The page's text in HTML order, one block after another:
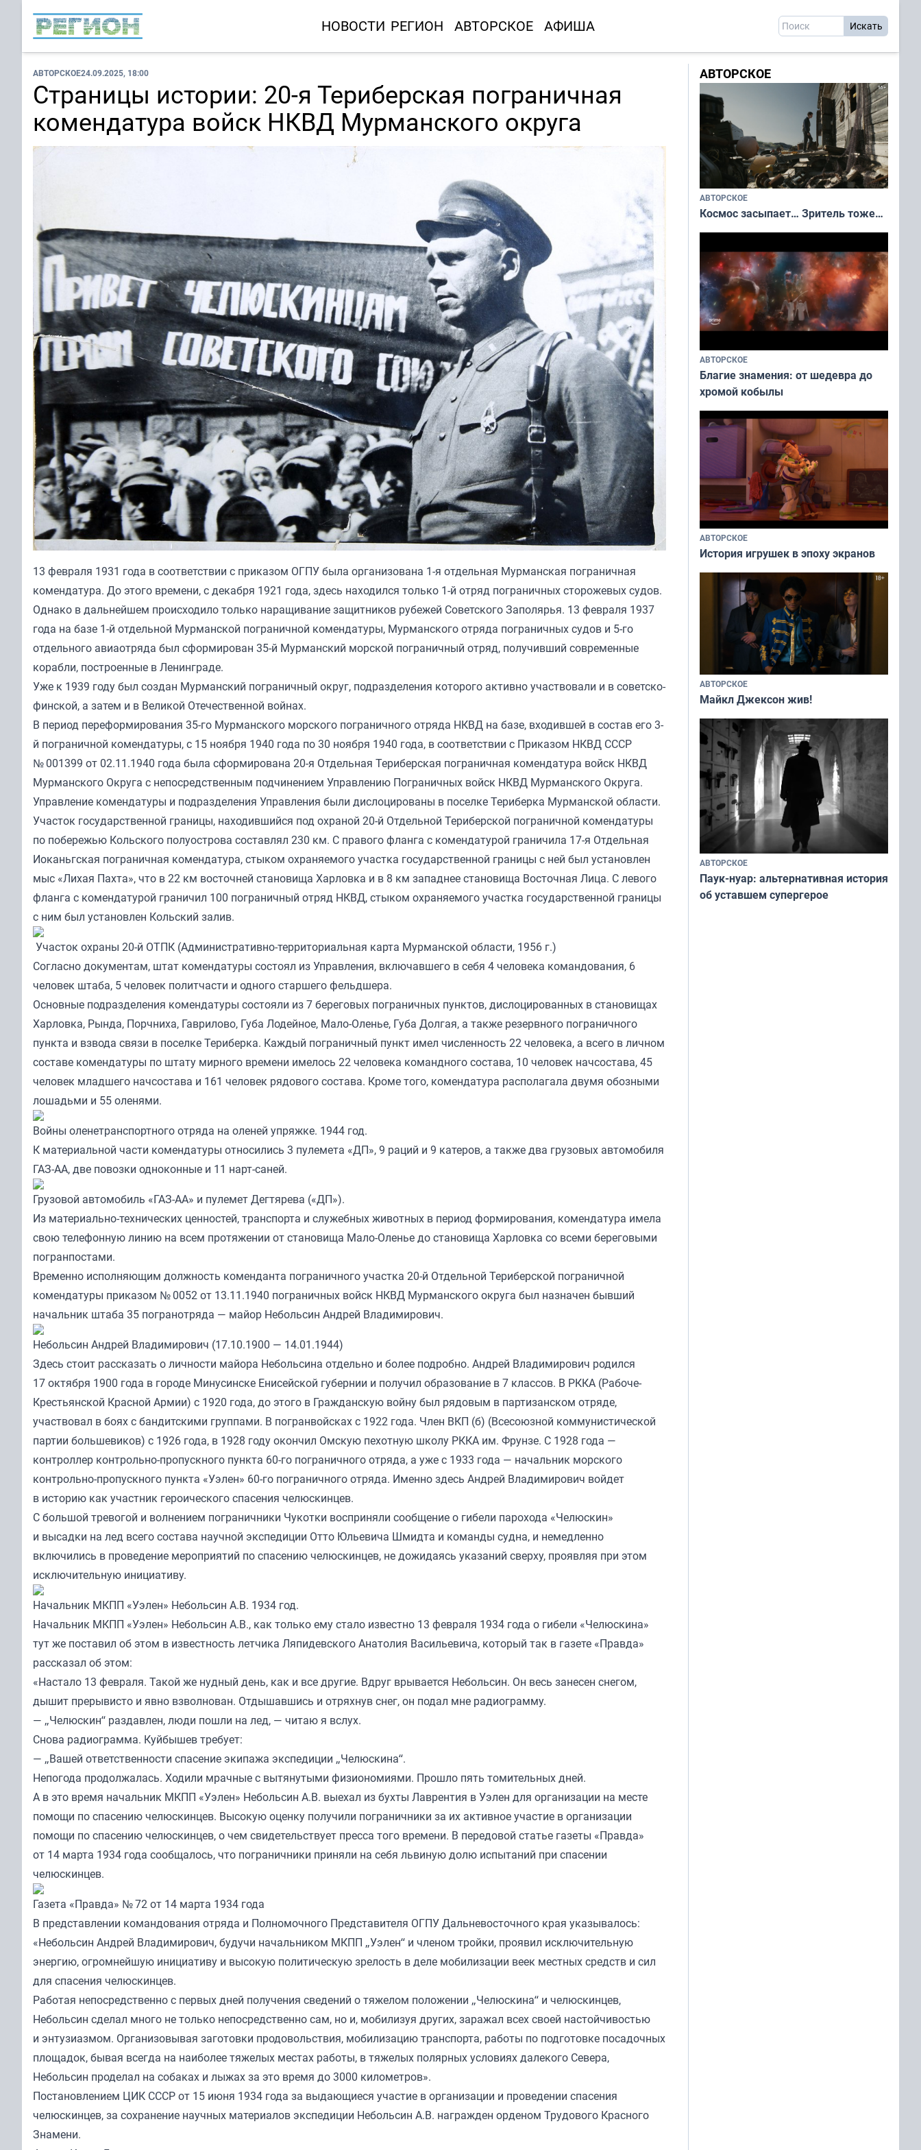
НОВОСТИ РЕГИОН АВТОРСКОЕ АФИША
АВТОРСКОЕ24.09.2025, 18:00
Страницы истории: 20-я Териберская пограничная
комендатура войск НКВД Мурманского округа
13 февраля 1931 года в соответствии с приказом ОГПУ была организована 1-я отдельная Мурманская пограничная
комендатура. До этого времени, с декабря 1921 года, здесь находился только 1-й отряд пограничных сторожевых судов.
Однако в дальнейшем происходило только наращивание защитников рубежей Советского Заполярья. 13 февраля 1937
года на базе 1-й отдельной Мурманской пограничной комендатуры, Мурманского отряда пограничных судов и 5-го
отдельного авиаотряда был сформирован 35-й Мурманский морской пограничный отряд, получивший современные
корабли, построенные в Ленинграде.
Уже к 1939 году был создан Мурманский пограничный округ, подразделения которого активно участвовали и в советско-
финской, а затем и в Великой Отечественной войнах.
В период переформирования 35-го Мурманского морского пограничного отряда НКВД на базе, входившей в состав его 3-
й пограничной комендатуры, с 15 ноября 1940 года по 30 ноября 1940 года, в соответствии с Приказом НКВД СССР
№ 001399 от 02.11.1940 года была сформирована 20-я Отдельная Териберская пограничная комендатура войск НКВД
Мурманского Округа с непосредственным подчинением Управлению Пограничных войск НКВД Мурманского Округа.
Управление комендатуры и подразделения Управления были дислоцированы в поселке Териберка Мурманской области.
Участок государственной границы, находившийся под охраной 20-й Отдельной Териберской пограничной комендатуры
по побережью Кольского полуострова составлял 230 км. С правого фланга с комендатурой граничила 17-я Отдельная
Иоканьгская пограничная комендатура, стыком охраняемого участка государственной границы с ней был установлен
мыс «Лихая Пахта», что в 22 км восточней становища Харловка и в 8 км западнее становища Восточная Лица. С левого
фланга с комендатурой граничил 100 пограничный отряд НКВД, стыком охраняемого участка государственной границы
с ним был установлен Кольский залив.
Участок охраны 20-й ОТПК (Административно-территориальная карта Мурманской области, 1956 г.)
Согласно документам, штат комендатуры состоял из Управления, включавшего в себя 4 человека командования, 6
человек штаба, 5 человек политчасти и одного старшего фельдшера.
Основные подразделения комендатуры состояли из 7 береговых пограничных пунктов, дислоцированных в становищах
Харловка, Рында, Порчниха, Гаврилово, Губа Лодейное, Мало-Оленье, Губа Долгая, а также резервного пограничного
пункта и взвода связи в поселке Териберка. Каждый пограничный пункт имел численность 22 человека, а всего в личном
составе комендатуры по штату мирного времени имелось 22 человека командного состава, 10 человек начсостава, 45
человек младшего начсостава и 161 человек рядового состава. Кроме того, комендатура располагала двумя обозными
лошадьми и 55 оленями.
Войны оленетранспортного отряда на оленей упряжке. 1944 год.
К материальной части комендатуры относились 3 пулемета «ДП», 9 раций и 9 катеров, а также два грузовых автомобиля
ГАЗ-АА, две повозки одноконные и 11 нарт-саней.
Грузовой автомобиль «ГАЗ-АА» и пулемет Дегтярева («ДП»).
Из материально-технических ценностей, транспорта и служебных животных в период формирования, комендатура имела
свою телефонную линию на всем протяжении от становища Мало-Оленье до становища Харловка со всеми береговыми
погранпостами.
Временно исполняющим должность коменданта пограничного участка 20-й Отдельной Териберской пограничной
комендатуры приказом № 0052 от 13.11.1940 пограничных войск НКВД Мурманского округа был назначен бывший
начальник штаба 35 погранотряда — майор Небольсин Андрей Владимирович.
Небольсин Андрей Владимирович (17.10.1900 — 14.01.1944)
Здесь стоит рассказать о личности майора Небольсина отдельно и более подробно. Андрей Владимирович родился
17 октября 1900 года в городе Минусинске Енисейской губернии и получил образование в 7 классов. В РККА (Рабоче-
Крестьянской Красной Армии) с 1920 года, до этого в Гражданскую войну был рядовым в партизанском отряде,
участвовал в боях с бандитскими группами. В погранвойсках с 1922 года. Член ВКП (б) (Всесоюзной коммунистической
партии большевиков) с 1926 года, в 1928 году окончил Омскую пехотную школу РККА им. Фрунзе. С 1928 года —
контроллер контрольно-пропускного пункта 60-го пограничного отряда, а уже с 1933 года — начальник морского
контрольно-пропускного пункта «Уэлен» 60-го пограничного отряда. Именно здесь Андрей Владимирович войдет
в историю как участник героического спасения челюскинцев.
С большой тревогой и волнением пограничники Чукотки восприняли сообщение о гибели парохода «Челюскин»
и высадки на лед всего состава научной экспедиции Отто Юльевича Шмидта и команды судна, и немедленно
включились в проведение мероприятий по спасению челюскинцев, не дожидаясь указаний сверху, проявляя при этом
исключительную инициативу.
Начальник МКПП «Уэлен» Небольсин А.В. 1934 год.
Начальник МКПП «Уэлен» Небольсин А.В., как только ему стало известно 13 февраля 1934 года о гибели «Челюскина»
тут же поставил об этом в известность летчика Ляпидевского Анатолия Васильевича, который так в газете «Правда»
рассказал об этом:
«Настало 13 февраля. Такой же нудный день, как и все другие. Вдруг врывается Небольсин. Он весь занесен снегом,
дышит прерывисто и явно взволнован. Отдышавшись и отряхнув снег, он подал мне радиограмму.
— „Челюскин“ раздавлен, люди пошли на лед, — читаю я вслух.
Снова радиограмма. Куйбышев требует:
— „Вашей ответственности спасение экипажа экспедиции „Челюскина“.
Непогода продолжалась. Ходили мрачные с вытянутыми физиономиями. Прошло пять томительных дней.
А в это время начальник МКПП «Уэлен» Небольсин А.В. выехал из бухты Лаврентия в Уэлен для организации на месте
помощи по спасению челюскинцев. Высокую оценку получили пограничники за их активное участие в организации
помощи по спасению челюскинцев, о чем свидетельствует пресса того времени. В передовой статье газеты «Правда»
от 14 марта 1934 года сообщалось, что пограничники приняли на себя львиную долю испытаний при спасении
челюскинцев.
Газета «Правда» № 72 от 14 марта 1934 года
В представлении командования отряда и Полномочного Представителя ОГПУ Дальневосточного края указывалось:
«Небольсин Андрей Владимирович, будучи начальником МКПП „Уэлен“ и членом тройки, проявил исключительную
энергию, огромнейшую инициативу и высокую политическую зрелость в деле мобилизации веек местных средств и сил
для спасения челюскинцев.
Работая непосредственно с первых дней получения сведений о тяжелом положении „Челюскина“ и челюскинцев,
Небольсин сделал много не только непосредственно сам, но и, мобилизуя других, заражал всех своей настойчивостью
и энтузиазмом. Организовывая заготовки продовольствия, мобилизацию транспорта, работы по подготовке посадочных
площадок, бывая всегда на наиболее тяжелых местах работы, в тяжелых полярных условиях далекого Севера,
Небольсин проделал на собаках и лыжах за это время до 3000 километров».
Постановлением ЦИК СССР от 15 июня 1934 года за выдающиеся участие в организации и проведении спасения
челюскинцев, за сохранение научных материалов экспедиции Небольсин А.В. награжден орденом Трудового Красного
Знамени.
АВТОРСКОЕ
АВТОРСКОЕ
Космос засыпает… Зритель тоже…
АВТОРСКОЕ
Благие знамения: от шедевра до
хромой кобылы
АВТОРСКОЕ
История игрушек в эпоху экранов
АВТОРСКОЕ
Майкл Джексон жив!
АВТОРСКОЕ
Паук-нуар: альтернативная история
об уставшем супергерое